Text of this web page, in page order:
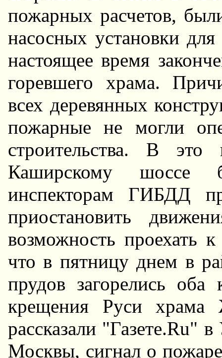
пожарных расчетов,
насосных установки
настоящее время
горевшего храма.
всех деревянных
пожарные не могли
строительства. В
Каширскому шоссе
инспекторам ГИБДД
приостановить
возможность проехать
что в пятницу днем в
прудов загорелись оба
крещения Руси храма
рассказали
Москвы, сигнал о